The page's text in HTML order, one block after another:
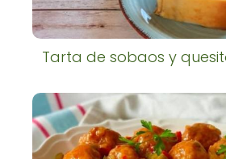
Tarta de sobaos y